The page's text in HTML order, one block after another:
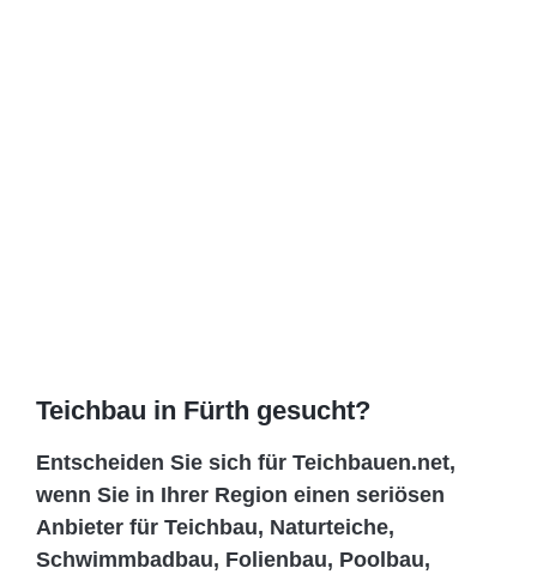
Teichbau in Fürth gesucht?
Entscheiden Sie sich für Teichbauen.net,
wenn Sie in Ihrer Region einen seriösen
Anbieter für Teichbau, Naturteiche,
Schwimmbadbau, Folienbau, Poolbau,